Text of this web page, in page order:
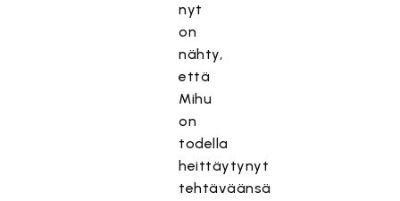
nyt
on
nähty,
että
Mihu
on
todella
heittäytynyt
tehtäväänsä